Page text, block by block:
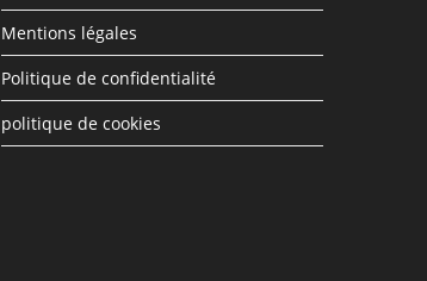
Mentions légales
Politique de confidentialité
politique de cookies